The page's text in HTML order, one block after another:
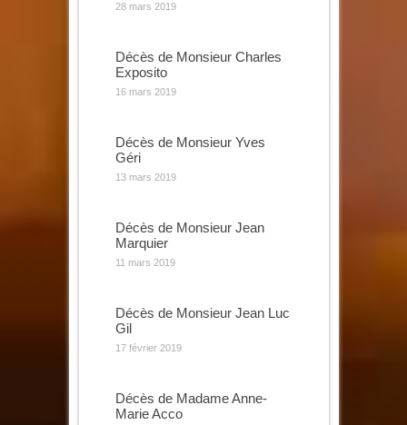
28 mars 2019
Décès de Monsieur Charles
Exposito
16 mars 2019
Décès de Monsieur Yves
Géri
13 mars 2019
Décès de Monsieur Jean
Marquier
11 mars 2019
Décès de Monsieur Jean Luc
Gil
17 février 2019
Décès de Madame Anne-
Marie Acco